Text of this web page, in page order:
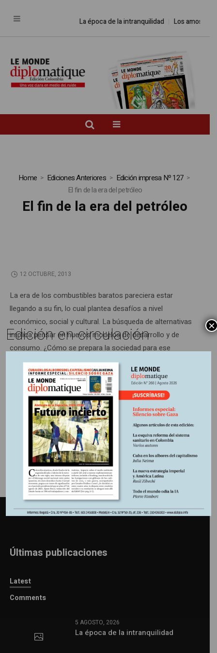
La época de la intranquilidad Los amos del
Home Ediciones Anteriores
Edición impresa Nº 127
El fin de la era del petróleo
El fin de la era del petróleo
12 OCTUBRE, 2013
La era de los combustibles baratos pareciera estar
llegando a su fin, lo cual plantea desafíos a nivel
económico, social y cultural. La búsqueda de alternativas
implica pensar en nuevos modelos de desarrollo y de
consumo. ¿Cómo se prepara la sociedad para ese
momento? Un debate impostergable en un mundo que
cambia.
Información adicional
Últimas publicaciones
Latest
Comments
5 AGOSTO, 2026
La época de la intranquilidad
Edición en circulación ×